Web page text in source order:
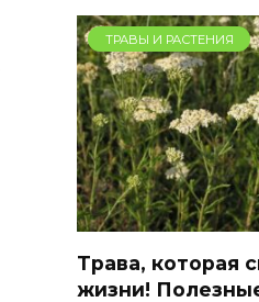
ТРАВЫ И РАСТЕНИЯ
Трава, которая
жизни!